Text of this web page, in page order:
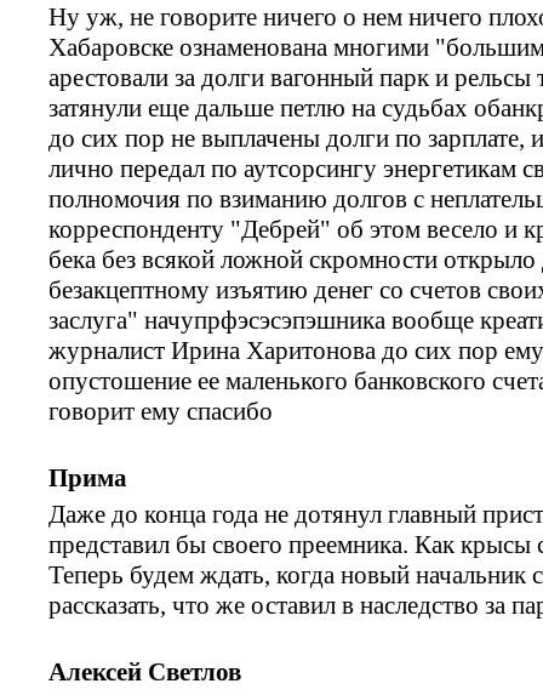
Ну уж, не говорите ничего о нем ничего
Хабаровске ознаменована многими
арестовали за долги вагонный парк и
затянули еще дальше петлю на судьбах
до сих пор не выплачены долги по зарплате,
лично передал по аутсорсингу энергетикам
полномочия по взиманию долгов с
корреспонденту "Дебрей" об этом весело и
бека без всякой ложной скромности
безакцептному изъятию денег со счетов
заслуга" начупрфэсэсэпэшника вообще
журналист Ирина Харитонова до сих пор ему
опустошение ее маленького банковского
говорит ему спасибо
Прима
Даже до конца года не дотянул главный
представил бы своего преемника. Как крысы
Теперь будем ждать, когда новый начальник
рассказать, что же оставил в наследство за
Алексей Светлов